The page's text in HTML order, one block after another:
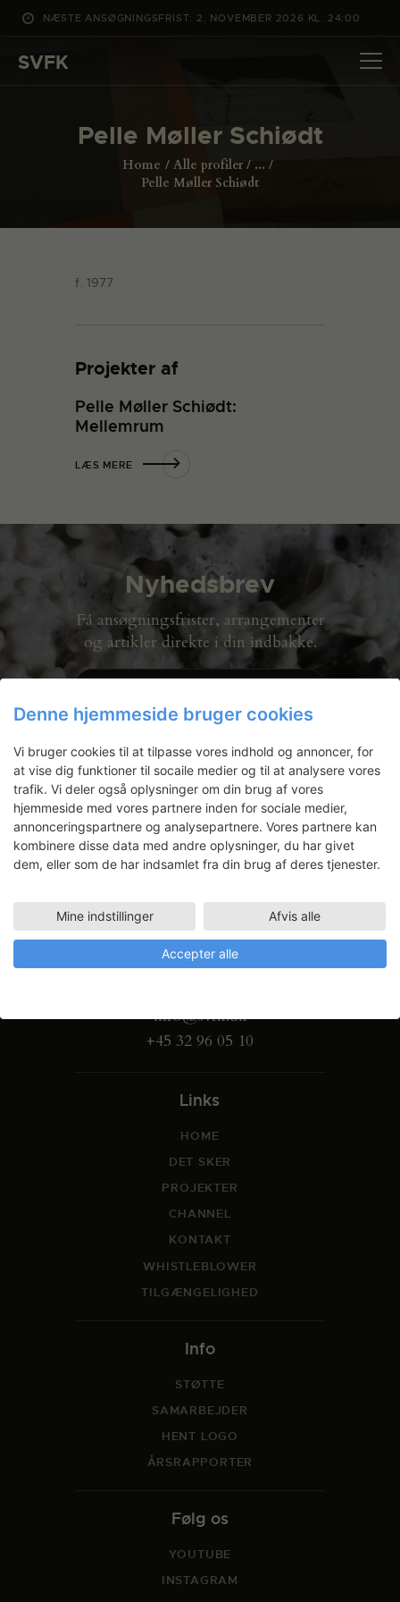
NÆSTE ANSØGNINGSFRIST: 2. NOVEMBER 2026 KL. 24:00
SVFK
Pelle Møller Schiødt
Home Alle profiler
...
Pelle Møller Schiødt
DET SKER
CHANNEL
f. 1977
Projekter af
Pelle Møller Schiødt:
Mellemrum
LÆS MERE
Nyhedsbrev
Få ansøgningsfrister, arrangementer
og artikler direkte i din indbakke.
Gammel Dok Pakhus
Strandgade 27 B
info@svfk.dk
+45 32 96 05 10
Links
HOME
DET SKER
PROJEKTER
CHANNEL
KONTAKT
WHISTLEBLOWER
TILGÆNGELIGHED
Info
STØTTE
SAMARBEJDER
HENT LOGO
ÅRSRAPPORTER
Følg os
YOUTUBE
INSTAGRAM
Denne hjemmeside bruger cookies
Vi bruger cookies til at tilpasse vores indhold og annoncer, for
at vise dig funktioner til socaile medier og til at analysere vores
trafik. Vi deler også oplysninger om din brug af vores
hjemmeside med vores partnere inden for sociale medier,
annonceringspartnere og analysepartnere. Vores partnere kan
kombinere disse data med andre oplysninger, du har givet
dem, eller som de har indsamlet fra din brug af deres tjenester.
Mine indstillinger Afvis alle
Accepter alle